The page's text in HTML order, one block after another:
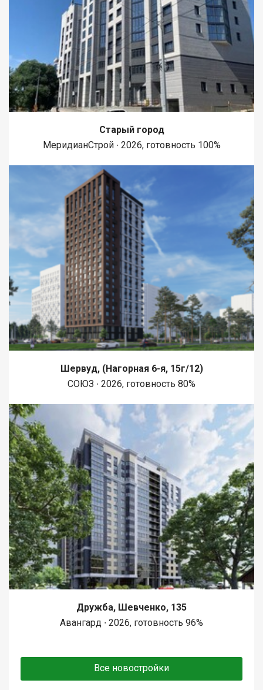
Старый город
МеридианСтрой ∙ 2026, готовность 100%
Шервуд, (Нагорная 6-я, 15г/12)
СОЮЗ ∙ 2026, готовность 80%
Дружба, Шевченко, 135
Авангард ∙ 2026, готовность 96%
Все новостройки